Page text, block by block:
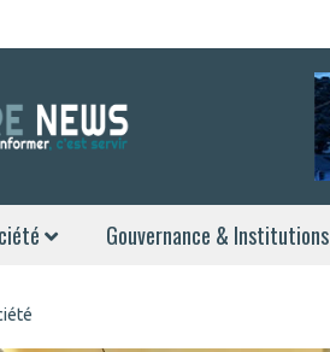
Gouvernance & Institutions